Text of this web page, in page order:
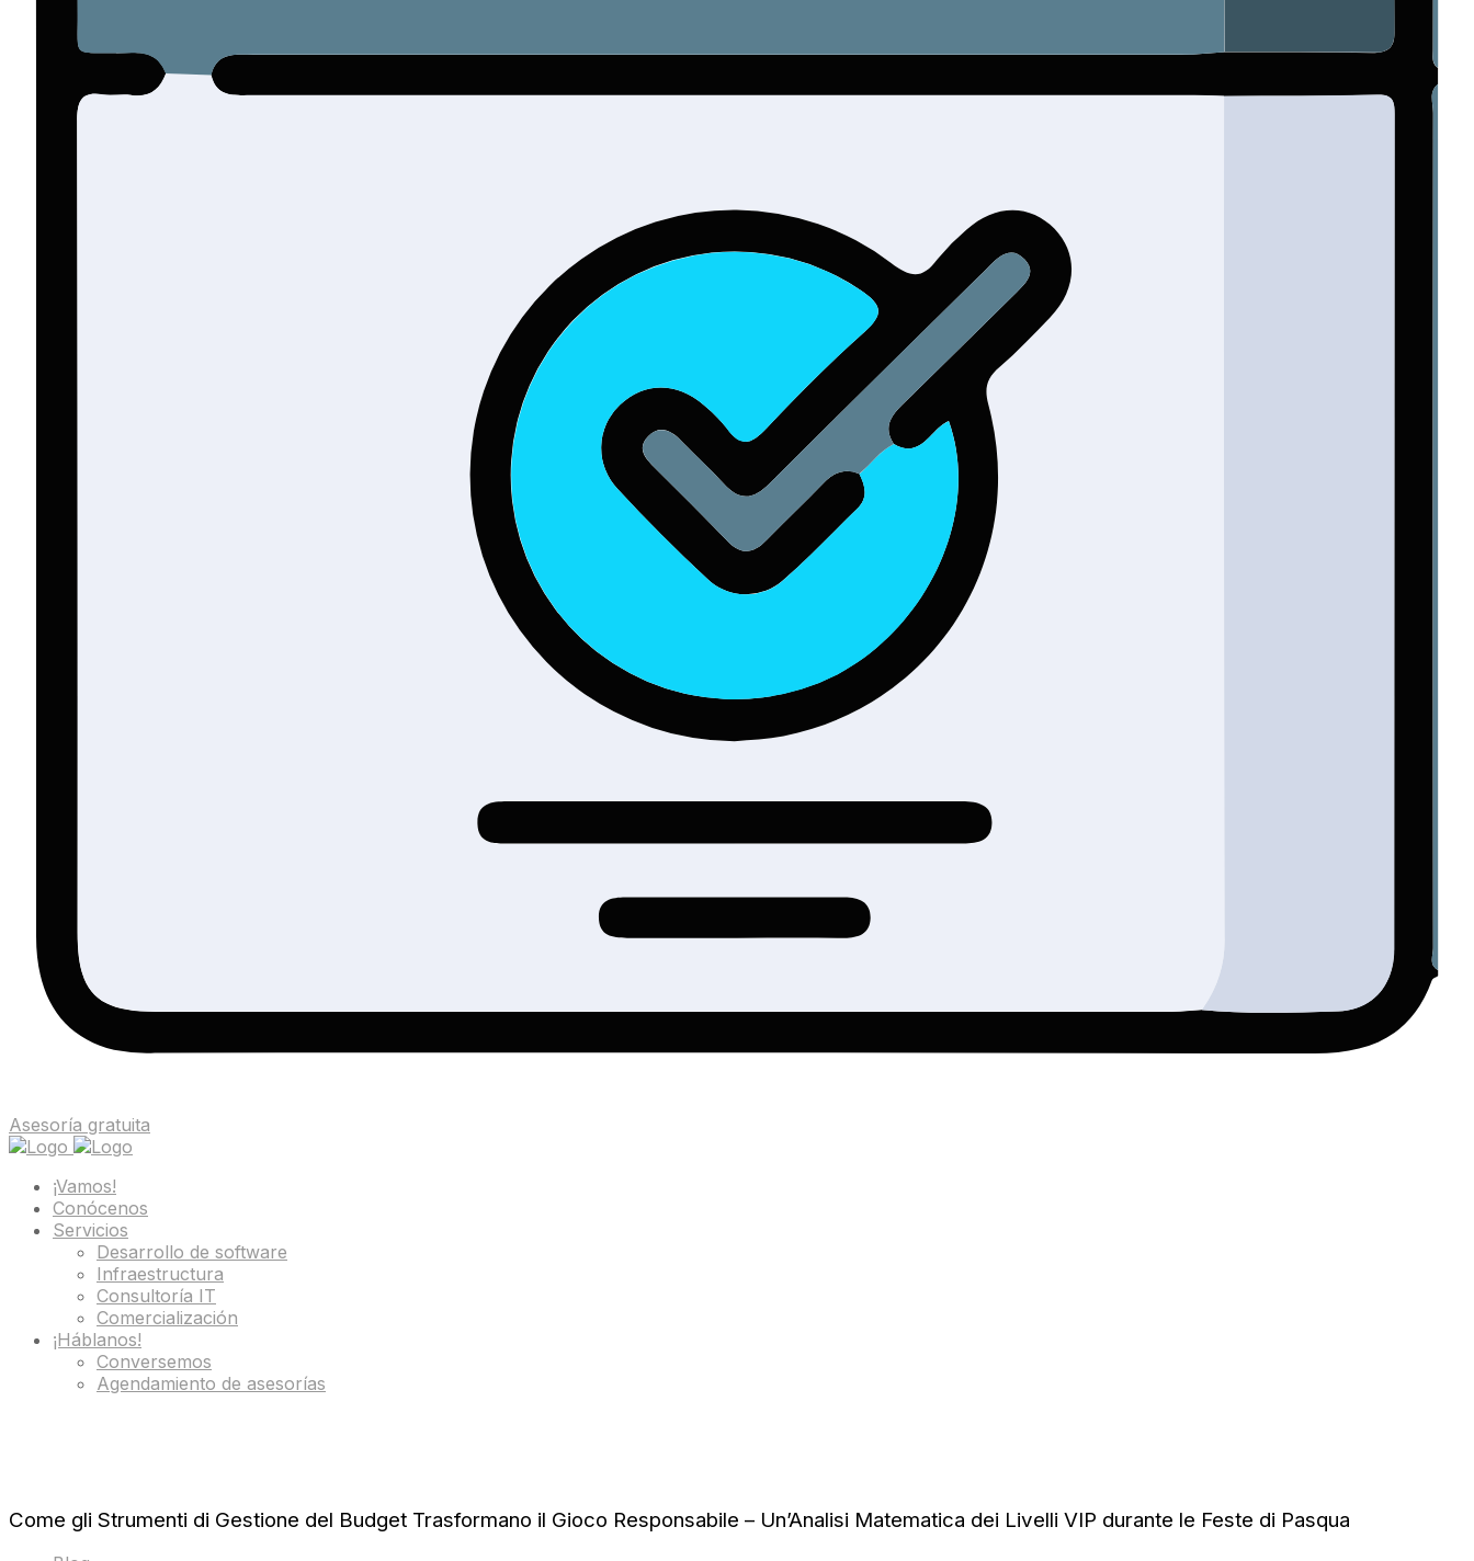
Asesoría gratuita
¡Vamos!
Conócenos
Servicios
Desarrollo de software
Infraestructura
Consultoría IT
Comercialización
¡Háblanos!
Conversemos
Agendamiento de asesorías
Come gli Strumenti di Gestione del Budget Trasformano il Gioco Responsabile – Un’Analisi Matematica dei Livelli VIP durante le Feste di Pasqua